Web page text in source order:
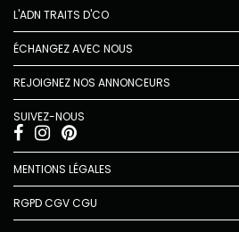
L'ADN TRAITS D'CO
ÉCHANGEZ AVEC NOUS
REJOIGNEZ NOS ANNONCEURS
SUIVEZ-NOUS
MENTIONS LÉGALES
RGPDCGVCGU